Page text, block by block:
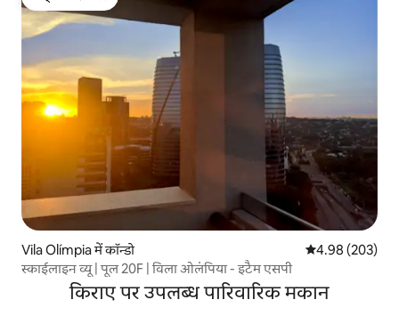
गेस्ट्स की फ़ेवरेट
Vila Olímpia में कॉन्डो औसत रेटिंग 5 में से
4.98 (203)
स्काईलाइन व्यू | पूल 20F | विला ओलंपिया - इटैम एसपी
किराए पर उपलब्ध पारिवारिक मकान